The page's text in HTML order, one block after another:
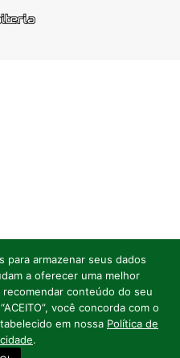
para armazenar seus dados
a oferecer uma melhor
conteúdo do seu
você concorda com o
em nossa Política de
.